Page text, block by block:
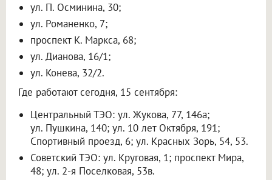
ул. П. Осминина, 30;
ул. Романенко, 7;
проспект К. Маркса, 68;
ул. Дианова, 16/1;
ул. Конева, 32/2.
Где работают сегодня, 15 сентября:
Центральный ТЭО: ул. Жукова, 77, 146а;
ул. Пушкина, 140; ул. 10 лет Октября, 191;
Спортивный проезд, 6; ул. Красных Зорь, 54, 53.
Советский ТЭО: ул. Круговая, 1; проспект Мира,
48; ул. 2-я Поселковая, 53в.